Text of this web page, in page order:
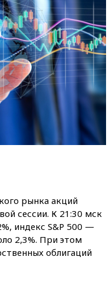
рынка акций
сессии. К 21:30 мск
индекс S&P 500 —
2,3%. При этом
облигаций